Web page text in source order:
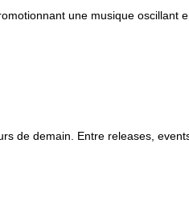
une musique
de demain. Entre releases,